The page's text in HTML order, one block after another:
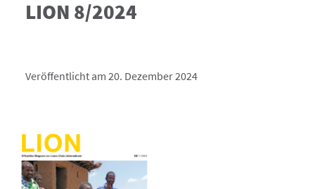
LION 8/2024
Veröffentlicht am 20. Dezember 2024